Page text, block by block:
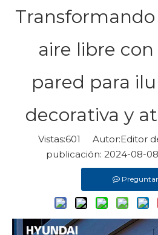
Transformando
aire libre
pared para
decorativa y
Vistas:601 Autor:Editor
publicación: 2024-08-
Preguntar